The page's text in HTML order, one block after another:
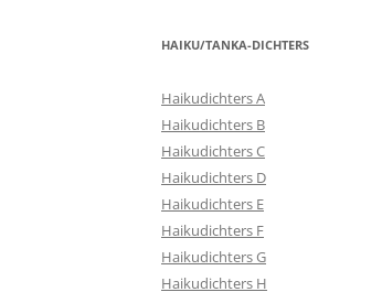
DONATIE
PERS CONTACT
ENGLISH
KLACHTENPROCEDURE
HAIKU/TANKA-DICHTERS
Haikudichters A
Haikudichters B
Haikudichters C
Haikudichters D
Haikudichters E
Haikudichters F
Haikudichters G
Haikudichters H